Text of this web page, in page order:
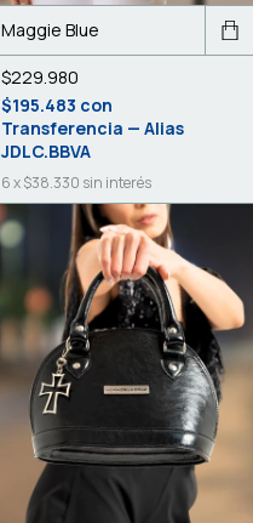
Maggie Blue
$229.980
$195.483 con
Transferencia — Alias
JDLC.BBVA
6x$38.330 sin interés